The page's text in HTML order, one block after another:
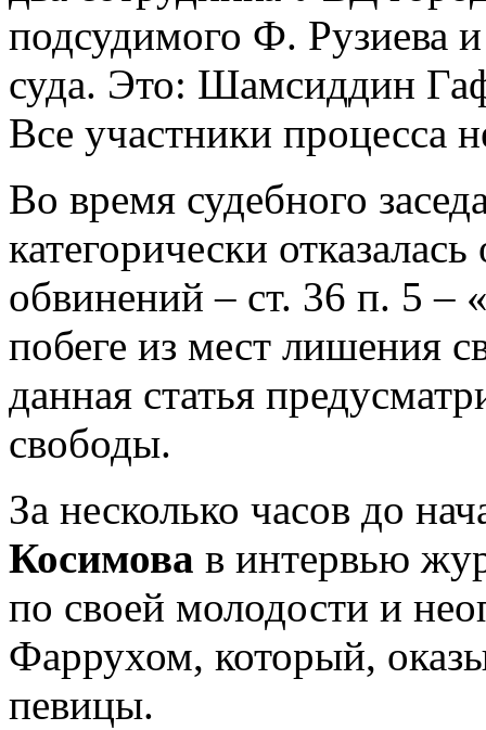
подсудимого Ф. Рузиева
суда. Это: Шамсиддин
Все участники процесса
Во время судебного
категорически
обвинений – ст. 36 п. 5 –
побеге из мест лишения
данная статья
свободы.
За несколько часов до
Косимова в интервью
по своей молодости и
Фаррухом, который,
певицы.